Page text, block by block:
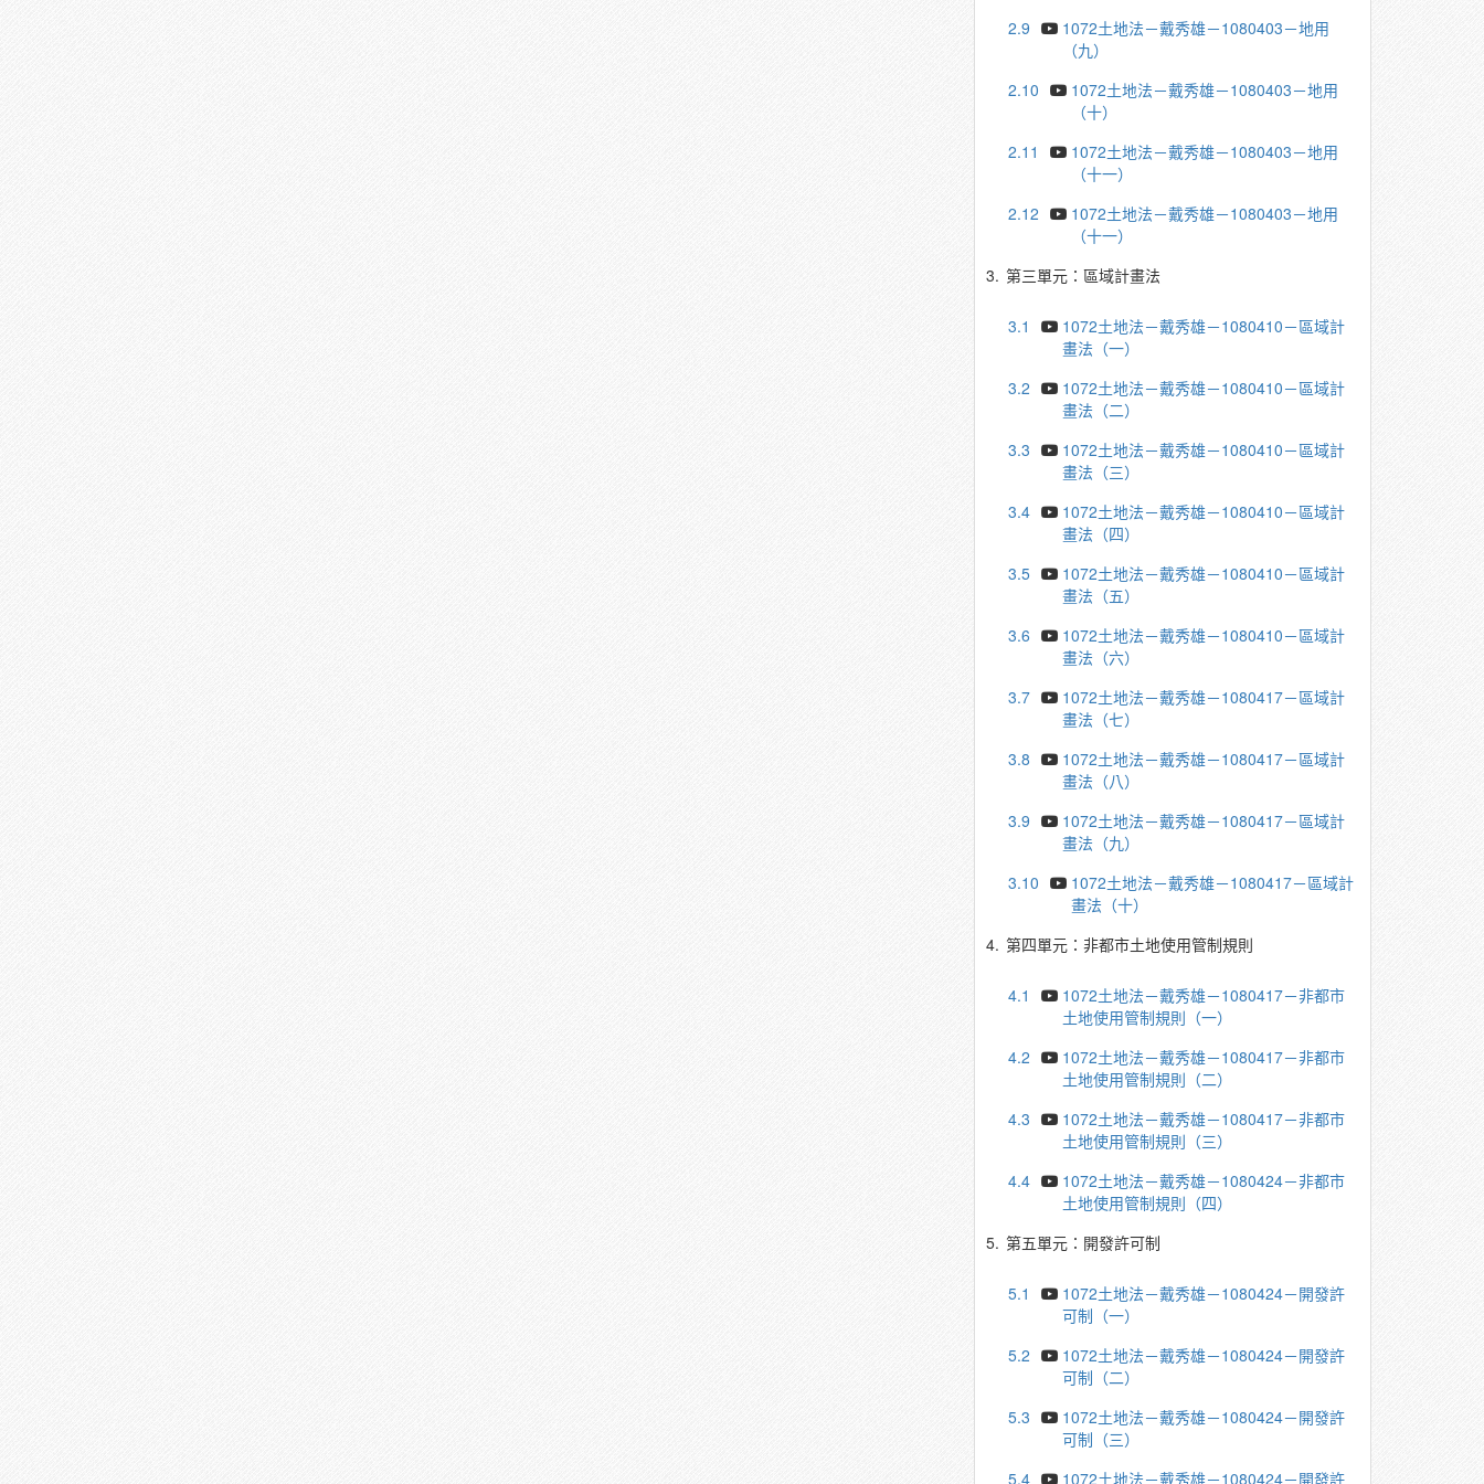
2.9
1072土地法－戴秀雄－1080403－地用
（九）
2.10
1072土地法－戴秀雄－1080403－地用
（十）
2.11
1072土地法－戴秀雄－1080403－地用
（十一）
2.12
1072土地法－戴秀雄－1080403－地用
（十一）
3. 第三單元：區域計畫法
3.1
1072土地法－戴秀雄－1080410－區域計
畫法（一）
3.2
1072土地法－戴秀雄－1080410－區域計
畫法（二）
3.3
1072土地法－戴秀雄－1080410－區域計
畫法（三）
3.4
1072土地法－戴秀雄－1080410－區域計
畫法（四）
3.5
1072土地法－戴秀雄－1080410－區域計
畫法（五）
3.6
1072土地法－戴秀雄－1080410－區域計
畫法（六）
3.7
1072土地法－戴秀雄－1080417－區域計
畫法（七）
3.8
1072土地法－戴秀雄－1080417－區域計
畫法（八）
3.9
1072土地法－戴秀雄－1080417－區域計
畫法（九）
3.10
1072土地法－戴秀雄－1080417－區域計
畫法（十）
4. 第四單元：非都市土地使用管制規則
4.1
1072土地法－戴秀雄－1080417－非都市
土地使用管制規則（一）
4.2
1072土地法－戴秀雄－1080417－非都市
土地使用管制規則（二）
4.3
1072土地法－戴秀雄－1080417－非都市
土地使用管制規則（三）
4.4
1072土地法－戴秀雄－1080424－非都市
土地使用管制規則（四）
5. 第五單元：開發許可制
5.1
1072土地法－戴秀雄－1080424－開發許
可制（一）
5.2
1072土地法－戴秀雄－1080424－開發許
可制（二）
5.3
1072土地法－戴秀雄－1080424－開發許
可制（三）
5.4
1072土地法－戴秀雄－1080424－開發許